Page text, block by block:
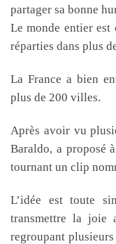
partager sa bonne
Le monde entier est
réparties dans plus
La France a bien
plus de 200 villes.
Après avoir vu
Baraldo, a proposé
tournant un clip
L’idée est toute
transmettre la joie
regroupant